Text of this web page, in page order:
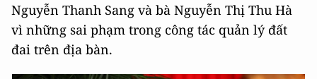
Nguyễn Thanh Sang và bà Nguyễn Thị Thu Hà
vì những sai phạm trong công tác quản lý đất
đai trên địa bàn.